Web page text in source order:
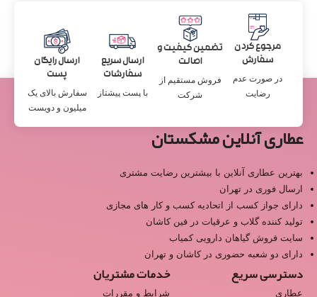
مرجوع کردن
سفارش
در صورت عدم
رضایت
تضمین کیفیت و
اصالت
فروش مستقیم از
شرکت
ارسال سریع
سفارشات
با پست پیشتاز
ارسال رایگان
پست
سفارش بالای یک
میلیون و دویست
عطاری آنلاین مشکستان
بهترین عطاری آنلاین با بیشترین رضایت مشتری
ارسال فوری در تهران
دارای جواز کسب از اتحادیه کسب و کار های مجازی
تولید کننده گلاب و عرقیات در فین کاشان
سایت فروش گیاهان دارویی کمیاب
دارای دو شعبه حضوری در کاشان و تهران
دسترسی سریع
عطاری
خدمات مشتریان
شرایط و مقررات